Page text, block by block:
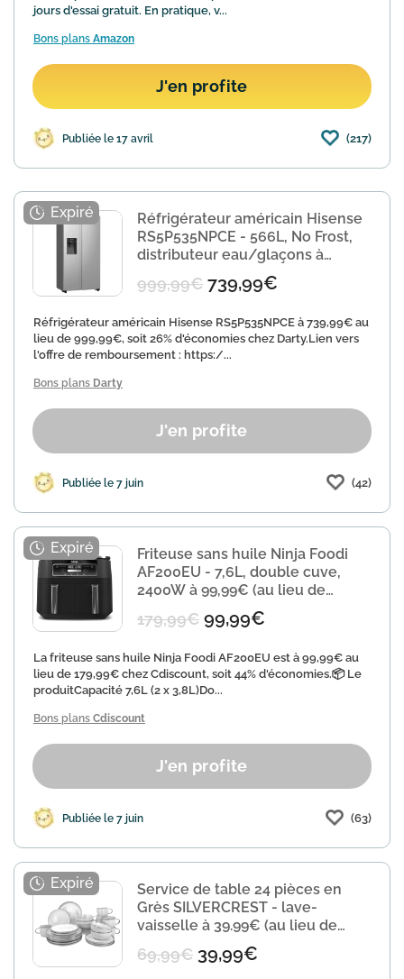
jours d'essai gratuit. En pratique, v...
Bons plans Amazon
J'en profite
Publiée le 17 avril (217)
Réfrigérateur américain Hisense
RS5P535NPCE - 566L, No Frost,
distributeur eau/glaçons à
999,99€ 739,99€
Réfrigérateur américain Hisense RS5P535NPCE à 739,99€ au
lieu de 999,99€, soit 26% d'économies chez Darty.Lien vers
l'offre de remboursement : https:/...
Bons plans Darty
J'en profite
Publiée le 7 juin (42)
Friteuse sans huile Ninja Foodi
AF200EU - 7,6L, double cuve,
2400W à 99,99€ (au lieu de
179,99€ 99,99€
La friteuse sans huile Ninja Foodi AF200EU est à 99,99€ au
lieu de 179,99€ chez Cdiscount, soit 44% d'économies.📦 Le
produitCapacité 7,6L (2 x 3,8L)Do...
Bons plans Cdiscount
J'en profite
Publiée le 7 juin (63)
Service de table 24 pièces en
Grès SILVERCREST - lave-
vaisselle à 39.99€ (au lieu de
69,99€ 39,99€